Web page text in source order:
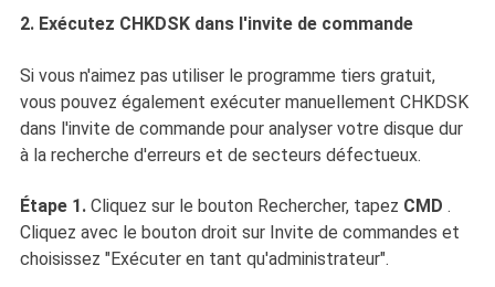
2. Exécutez CHKDSK dans l'invite de commande
Si vous n'aimez pas utiliser le programme tiers gratuit,
vous pouvez également exécuter manuellement CHKDSK
dans l'invite de commande pour analyser votre disque dur
à la recherche d'erreurs et de secteurs défectueux.
Étape 1.Cliquez sur le bouton Rechercher, tapez CMD .
Cliquez avec le bouton droit sur Invite de commandes et
choisissez "Exécuter en tant qu'administrateur".